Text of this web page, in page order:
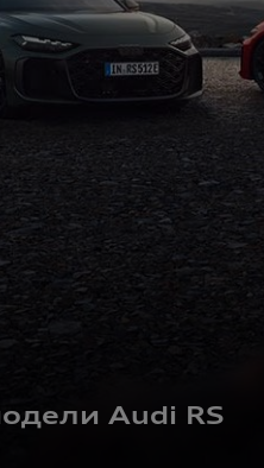
Audi RS